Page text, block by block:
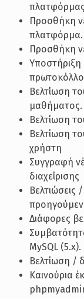
Προσθήκη
πλατφόρμα.
Προσθήκη
Βελτίωση
Βελτίωση
Βελτίωση
χρήστη
Συγγραφή
διαχείρισης
Διάφορες
MySQL (5.x).
Βελτίωση /
Καινούρια